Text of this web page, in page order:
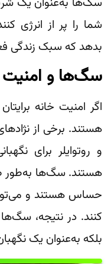
شما را پر از انرژی
بدهد که سبک زندگی
سگ‌ها و امنیت
اگر امنیت خانه
هستند. برخی از
و روتوایلر برای
هستند. سگ‌ها به‌طور
حساس هستند و
کنند. در نتیجه، سگ‌ها
بلکه به‌عنوان یک